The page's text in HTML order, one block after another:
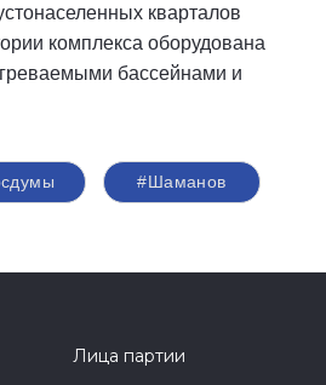
кварталов
комплекса оборудована
бассейнами и
#Шаманов
Лица партии